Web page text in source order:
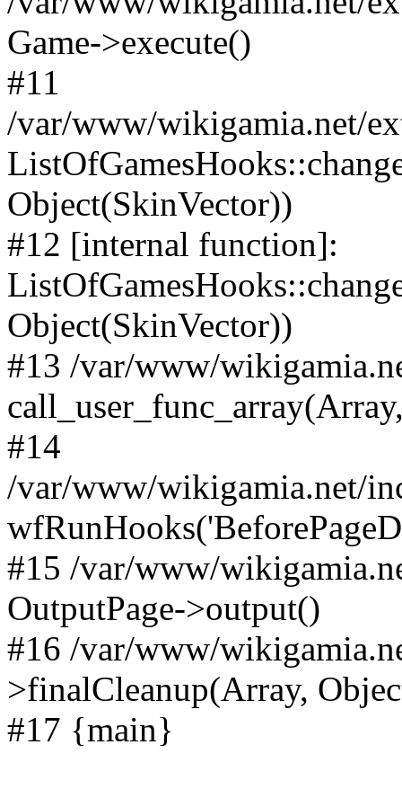
Game->execute()
#11
/var/www/wikigamia.net/
Object(SkinVector))
#12 [internal function]:
Object(SkinVector))
#13 /var/www/
#14
/var/www/wikigamia.net/
#15 /var/www/
OutputPage->output()
#16 /var/www/
>finalCleanup(Array,
#17 {main}